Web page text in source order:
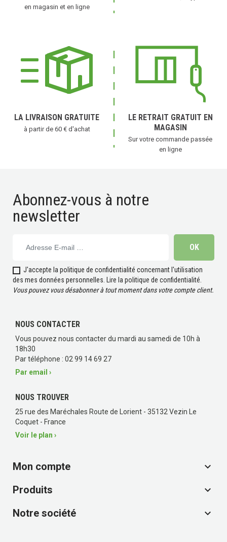
en magasin et en ligne
LA LIVRAISON GRATUITE
à partir de 60 € d'achat
LE RETRAIT GRATUIT EN
MAGASIN
Sur votre commande passée
en ligne
Abonnez-vous à notre
newsletter
J'accepte la politique de confidentialité concernant l'utilisation
des mes données personnelles.
Lire la politique de confidentialité
Vous pouvez vous désabonner à tout moment dans votre compte client.
NOUS CONTACTER
Vous pouvez nous contacter du mardi au samedi de 10h à
18h30
Par téléphone : 02 99 14 69 27
Par email ›
NOUS TROUVER
25 rue des Maréchales Route de Lorient - 35132 Vezin Le
Coquet - France
Voir le plan ›
Mon compte

Produits

Notre société
